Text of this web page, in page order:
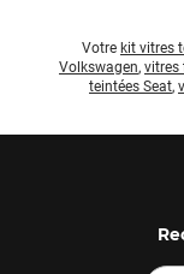
Votre kit vitres
Volkswagen, vitres
teintées Seat,